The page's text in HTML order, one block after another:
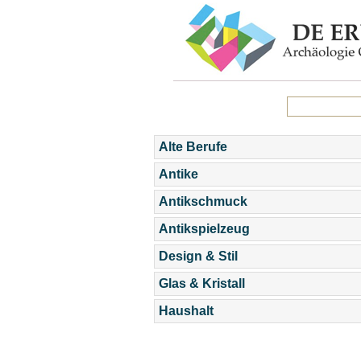
Alte Berufe
Antike
Antikschmuck
Antikspielzeug
Design & Stil
Glas & Kristall
Haushalt